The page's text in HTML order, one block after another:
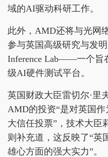
域的AI驱动科研工作。
此外，AMD还将与光网
参与英国高级研究与发
Inference Lab——一个旨
级AI硬件测试平台。
英国财政大臣雷切尔·里
AMD的投资“是对英国
大信任投票”，技术大臣
则补充道，这反映了“英
雄心方面的强大实力”。